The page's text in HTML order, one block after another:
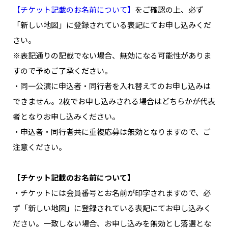
FAQ
メールマガジン登録/解除
【チケット記載のお名前について】 をご確認の上、必ず
「新しい地図」に登録されている表記にてお申し込みくだ
さい。
※表記通りの記載でない場合、無効になる可能性がありま
すので予めご了承ください。
・同一公演に申込者・同行者を入れ替えてのお申し込みは
できません。2枚でお申し込みされる場合はどちらかが代表
者となりお申し込みください。
・申込者・同行者共に重複応募は無効となりますので、ご
注意ください。
【チケット記載のお名前について】
・チケットには会員番号とお名前が印字されますので、必
ず「新しい地図」に登録されている表記にてお申し込みく
ださい。一致しない場合、お申し込みを無効とし落選とな